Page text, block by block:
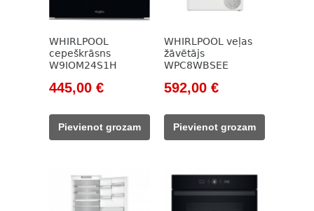
WHIRLPOOL
cepeškrāsns
W9IOM24S1H
Original
was:
559,00 €.
445,00 €Current
445,00 €.
Pievienot grozam
WHIRLPOOL veļas
žāvētājs
WPC8WBSEE
Original
was:
717,00 €.
592,00 €Current
592,00 €.
Pievienot grozam